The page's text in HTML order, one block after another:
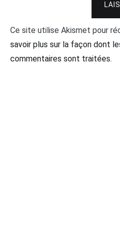
Ce site utilise Akismet pour
savoir plus sur la façon dont
commentaires sont traitées.